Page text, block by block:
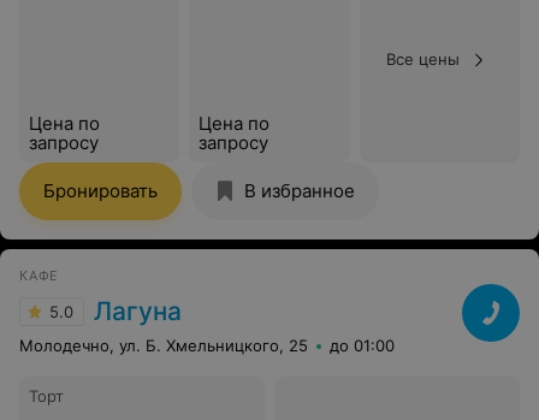
Цена по
запросу
Цена по
запросу
Все цены
Бронировать В избранное
КАФЕ
5.0 Лагуна
Молодечно, ул. Б. Хмельницкого, 25 до 01:00
Торт